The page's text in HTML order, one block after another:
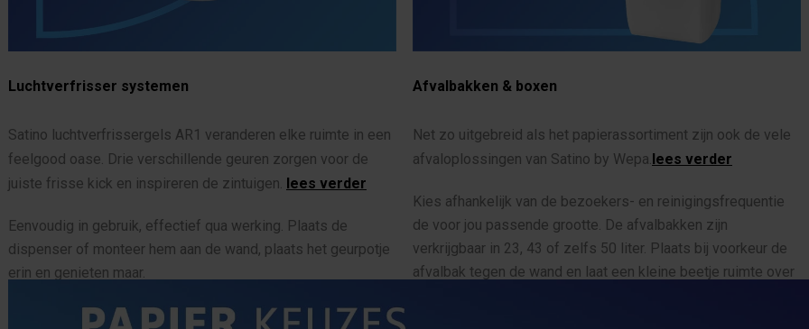
Luchtverfrisser systemen
Satino luchtverfrissergels AR1 veranderen elke ruimte in een
feelgood oase. Drie verschillende geuren zorgen voor de
juiste frisse kick en inspireren de zintuigen. lees verder
Eenvoudig in gebruik, effectief qua werking. Plaats de
dispenser of monteer hem aan de wand, plaats het geurpotje
erin en genieten maar.
De Premium AR2 geurdispenser zorgt voor een langdurige
Afvalbakken & boxen
Net zo uitgebreid als het papierassortiment zijn ook de vele
afvaloplossingen van Satino by Wepa. lees verder
Kies afhankelijk van de bezoekers- en reinigingsfrequentie
de voor jou passende grootte. De afvalbakken zijn
verkrijgbaar in 23, 43 of zelfs 50 liter. Plaats bij voorkeur de
afvalbak tegen de wand en laat een kleine beetje ruimte over